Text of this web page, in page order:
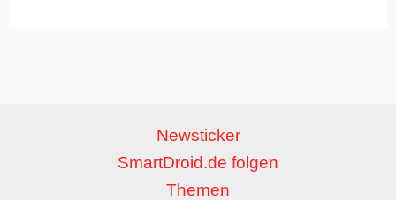
Newsticker
SmartDroid.de folgen
Themen